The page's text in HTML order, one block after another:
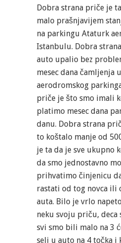
Dobra strana priče je
malo prašnjavijem
na parkingu Ataturk
Istanbulu. Dobra
auto upalio bez
mesec dana čamljenja
aerodromskog
priče je što smo imali
platimo mesec dana
danu. Dobra strana
to koštalo manje od
je ta da je sve ukupno
da smo jednostavno
prihvatimo činjenicu
rastati od tog novca ili
auta. Bilo je vrlo
neku svoju priču, deca
svi smo bili malo na 3
seli u auto na 4 točka